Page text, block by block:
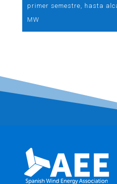
primer semestre, hasta
MW